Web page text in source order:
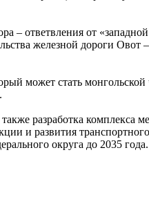
– ответвления от
железной дороги
может стать
разработка комплекса
и развития
округа до 2035 года.